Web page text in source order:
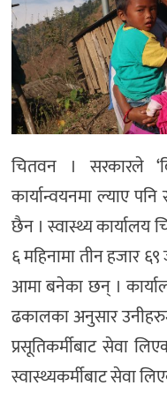
प्रविधि
भिडियो
चितवन । सरकारले
कार्यान्वयनमा ल्याए
छैन । स्वास्थ्य कार्यालय
६ महिनामा तीन हजार
आमा बनेका छन् ।
ढकालका अनुसार
प्रसूतिकर्मीबाट सेवा
स्वास्थ्यकर्मीबाट सेवा